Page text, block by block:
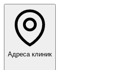
Адреса клиник